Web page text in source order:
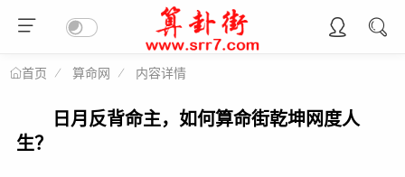
首页 算命网 内容详情
日月反背命主，如何算命街乾坤网度人
生？